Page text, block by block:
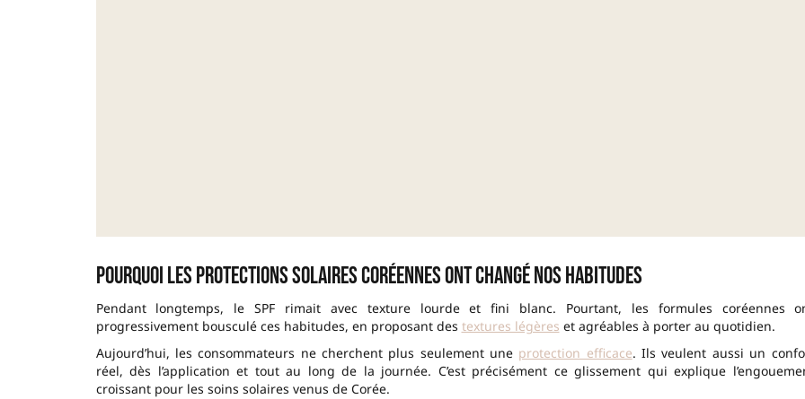
Pourquoi les protections solaires coréennes ont changé nos habitudes
Pendant longtemps, le SPF rimait avec texture lourde et fini blanc. Pourtant, les formules coréennes
progressivement bousculé ces habitudes, en proposant des textures légères et agréables à porter au quotidien.
Aujourd’hui, les consommateurs ne cherchent plus seulement une protection efficace. Ils veulent aussi un
réel, dès l’application et tout au long de la journée. C’est précisément ce glissement qui explique
croissant pour les soins solaires venus de Corée.